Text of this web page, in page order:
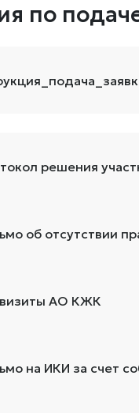
по
решения
об отсутствии
АО КЖК
на ИКИ за счет